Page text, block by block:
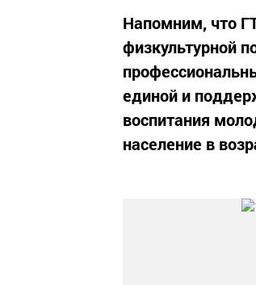
Напомним, что
физкультурной
единой и
воспитания
население в